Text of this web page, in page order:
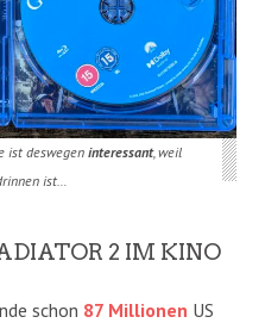
ist deswegen interessant, weil
ist…
2 IM KINO
schon 87 Millionen US